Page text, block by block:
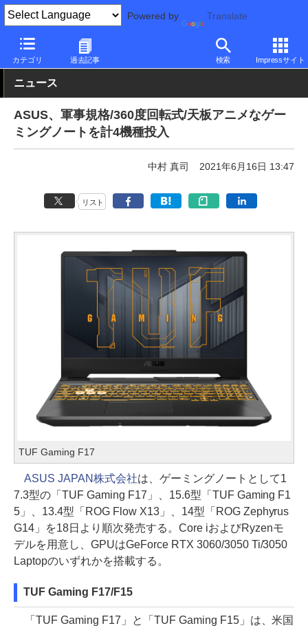
Powered by Translate
カテゴリ 過去記事 検索 Impressサイト
PC Watch パソコン/タブレット/スマートフォン ゲーミングノー
ニュース
ASUS、軍事規格/360度回転式/天板アニメなゲー
ミングノートを計4機種投入
中村 真司 2021年6月16日 13:47
リスト
TUF Gaming F17
ASUS JAPAN株式会社は、ゲーミングノートとして1
7.3型の「TUF Gaming F17」、15.6型「TUF Gaming F1
5」、13.4型「ROG Flow X13」、14型「ROG Zephyrus
G14」を18日より順次発売する。Core iおよびRyzenモ
デルを用意し、GPUはGeForce RTX 3060/3050 Ti/3050
Laptopのいずれかを搭載する。
TUF Gaming F17/F15
「TUF Gaming F17」と「TUF Gaming F15」は、米国